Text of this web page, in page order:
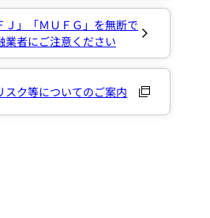
Ｊ」「ＭＵＦＧ」を無断で
業者にご注意ください
スク等についてのご案内